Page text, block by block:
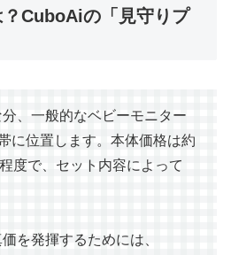
CuboAiの「見守りプ
、一般的なベビーモニター
に位置します。本体価格は約
度で、セット内容によって
を発揮するためには、